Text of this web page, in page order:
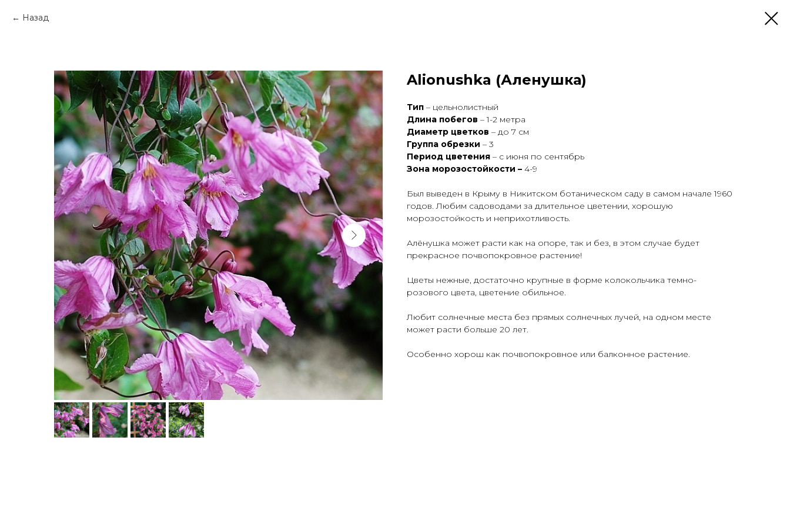
Назад
Alionushka (Аленушка)
Тип – цельнолистный
Длина побегов – 1-2 метра
Диаметр цветков – до 7 см
Группа обрезки – 3
Период цветения – с июня по сентябрь
Зона морозостойкости – 4-9
Был выведен в Крыму в Никитском ботаническом саду в самом начале 1960
годов. Любим садоводами за длительное цветении, хорошую
морозостойкость и неприхотливость.
Алёнушка может расти как на опоре, так и без, в этом случае будет
прекрасное почвопокровное растение!
Цветы нежные, достаточно крупные в форме колокольчика темно-
розового цвета, цветение обильное.
Любит солнечные места без прямых солнечных лучей, на одном месте
может расти больше 20 лет.
Особенно хорош как почвопокровное или балконное растение.